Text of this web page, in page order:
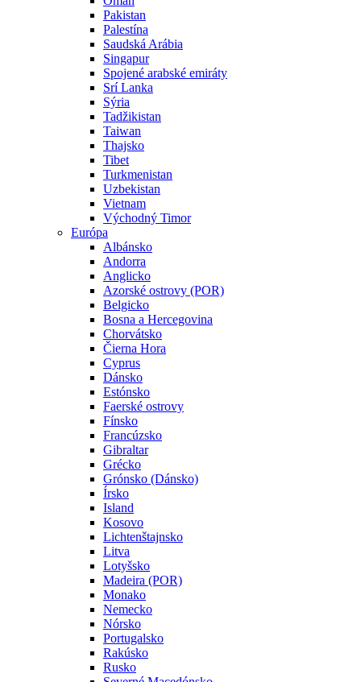
Pakistan
Palestína
Saudská Arábia
Singapur
Spojené arabské emiráty
Srí Lanka
Sýria
Tadžikistan
Taiwan
Thajsko
Tibet
Turkmenistan
Uzbekistan
Vietnam
Východný Timor
Európa
Albánsko
Andorra
Anglicko
Azorské ostrovy (POR)
Belgicko
Bosna a Hercegovina
Chorvátsko
Čierna Hora
Cyprus
Dánsko
Estónsko
Faerské ostrovy
Fínsko
Francúzsko
Gibraltar
Grécko
Grónsko (Dánsko)
Írsko
Island
Kosovo
Lichtenštajnsko
Litva
Lotyšsko
Madeira (POR)
Monako
Nemecko
Nórsko
Portugalsko
Rakúsko
Rusko